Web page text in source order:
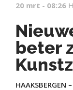
20 mrt - 08:26
beter